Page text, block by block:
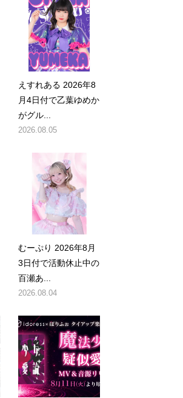
えすれある 2026年8
月4日付で乙葉ゆめか
がグル...
2026.08.05
むーぷり 2026年8月
3日付で活動休止中の
百瀬あ...
2026.08.04